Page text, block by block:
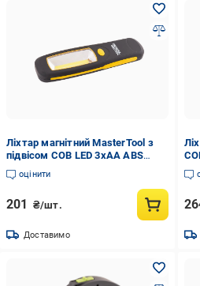
Ліхтар магнітний MasterTool з
підвісом COB LED 3хAA ABS
210х60х28 мм (94-0807)
оцінити
201 ₴/шт.
Доставимо